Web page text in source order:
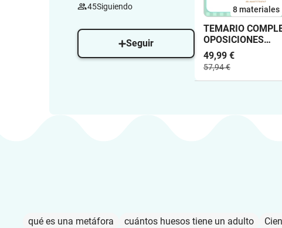
45Siguiendo
Seguir
8 materiales
TEMARIO
OPOSICIONES
PEDAGOGÍA
TERAPÉUTICA - 25
TEMAS LOMLOE -
49,99 €
57,94 €
qué es una metáfora cuántos huesos tiene un adulto